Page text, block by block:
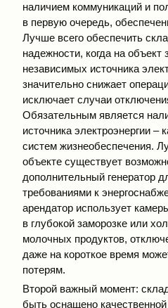
наличием коммуникаций и
в первую очередь,
Лучше всего обеспечить
надежности, когда на объект
независимых источника
значительно снижает
исключает случаи
Обязательным является
источника электроэнергии
систем жизнеобеспечения.
объекте существует
дополнительный генератор
требованиями к
арендатор использует
в глубокой заморозке или
молочных продуктов,
даже на короткое время
потерям.
Второй важный момент:
быть оснащено